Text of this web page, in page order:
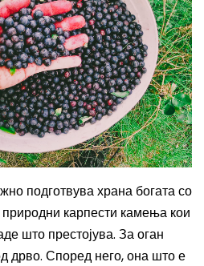
подготвува храна богата со
карпести камења кои
што престојува. За оган
дрво. Според него, она што е